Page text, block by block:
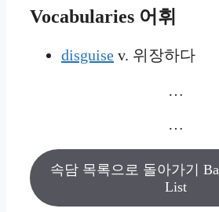
Vocabularies 어휘
disguise v. 위장하다
…
…
속담 목록으로 돌아가기
List